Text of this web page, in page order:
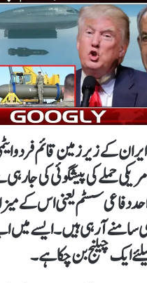
کے زیر زمین قائم فردو
حملے کی پیشگوئی کی جا
دفاعی سسٹم یعنی اس کے
سامنے آ رہی ہیں۔ ایسے میں
ایک چیلنج بن چکا ہے۔